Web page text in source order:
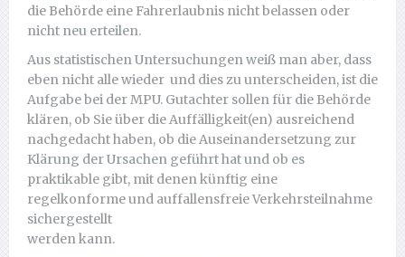
die Behörde eine Fahrerlaubnis nicht belassen oder
nicht neu erteilen.
Aus statistischen Untersuchungen weiß man aber, dass
eben nicht alle wieder und dies zu unterscheiden, ist die
Aufgabe bei der MPU. Gutachter sollen für die Behörde
klären, ob Sie über die Auffälligkeit(en) ausreichend
nachgedacht haben, ob die Auseinandersetzung zur
Klärung der Ursachen geführt hat und ob es
praktikable gibt, mit denen künftig eine
regelkonforme und auffallensfreie Verkehrsteilnahme
sichergestellt
werden kann.